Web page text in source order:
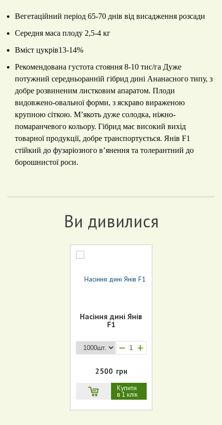
Вегетаційний період 65-70 днів від висадження розсади
Середня маса плоду 2,5-4 кг
Вміст цукрів13-14%
Рекомендована густота стояння 8-10 тис/га Дуже
потужний середньоранній гібрид дині Ананасного типу, з
добре розвиненим листковим апаратом. Плоди
видовжено-овальної форми, з яскраво вираженою
крупною сіткою. М’якоть дуже солодка, ніжно-
помаранчевого кольору. Гібрид має високий вихід
товарної продукції, добре транспортується. Янів F1
стійкий до фузаріозного в’янення та толерантний до
борошнистої роси.
Ви дивилися
Насіння дині Янів
F1
+
2500 грн
Купити
в 1 клік